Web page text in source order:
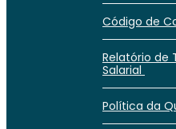
Código de
Relatório de
Salarial
Política da